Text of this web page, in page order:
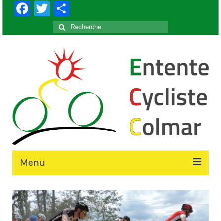
Facebook
Twitter
Rechercher
:
Menu
Accueil
Le Club